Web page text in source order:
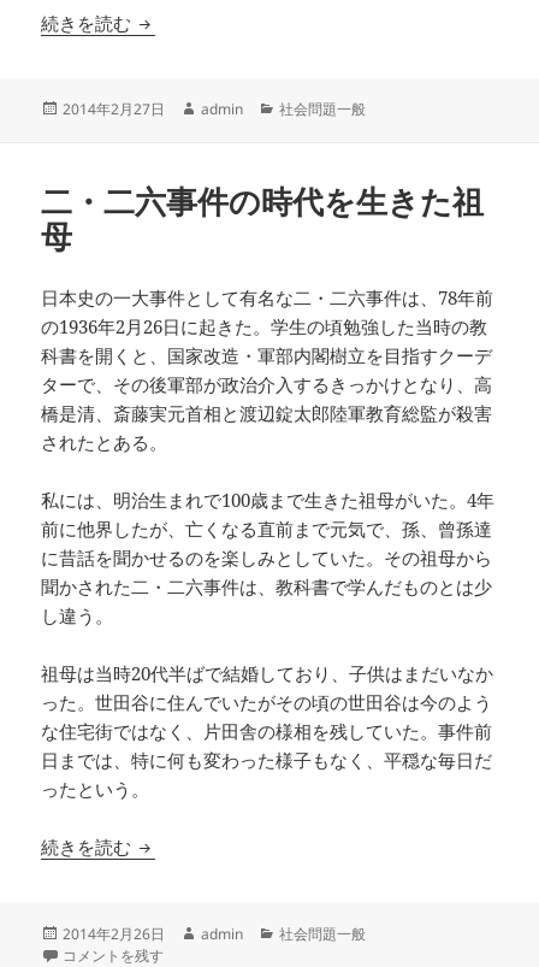
続きを読む 安部譲二が三浦和義を誹謗した事件
投
2014年2月27日
作
admin
カ
ー
社会問題一般
二・二六事件の時代を生きた祖
母
日本史の一大事件として有名な二・二六事件は、78年前
の1936年2月26日に起きた。学生の頃勉強した当時の教
科書を開くと、国家改造・軍部内閣樹立を目指すクーデ
ターで、その後軍部が政治介入するきっかけとなり、高
橋是清、斎藤実元首相と渡辺錠太郎陸軍教育総監が殺害
されたとある。
私には、明治生まれで100歳まで生きた祖母がいた。4年
前に他界したが、亡くなる直前まで元気で、孫、曾孫達
に昔話を聞かせるのを楽しみとしていた。その祖母から
聞かされた二・二六事件は、教科書で学んだものとは少
し違う。
祖母は当時20代半ばで結婚しており、子供はまだいなか
った。世田谷に住んでいたがその頃の世田谷は今のよう
な住宅街ではなく、片田舎の様相を残していた。事件前
日までは、特に何も変わった様子もなく、平穏な毎日だ
ったという。
続きを読む 二・二六事件の時代を生きた祖母
投
稿
2014年2月26日
作
admin
カ
社会問題一般
二・二六事件の時代を生きた祖母 に
コメントを残す